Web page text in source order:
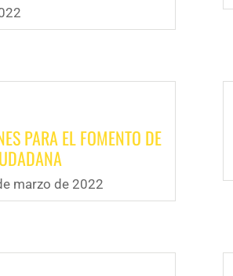
PARA EL FOMENTO DE
marzo de 2022